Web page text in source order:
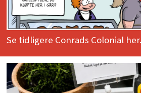
Se tidligere Conrads Colonial her.